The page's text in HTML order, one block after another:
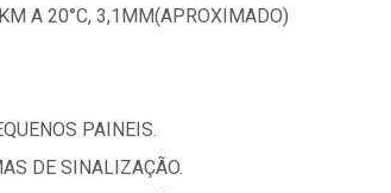
A 20°C, 3,1MM(APROXIMADO)
PAINEIS.
DE SINALIZAÇÃO.